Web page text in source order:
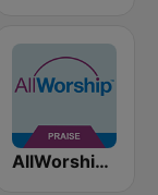
AllWorship Praise & Worship